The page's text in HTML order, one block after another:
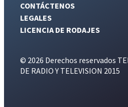
CONTÁCTENOS
LEGALES
LICENCIA DE RODAJES
© 2026 Derechos reservados
DE RADIO Y TELEVISION 2015